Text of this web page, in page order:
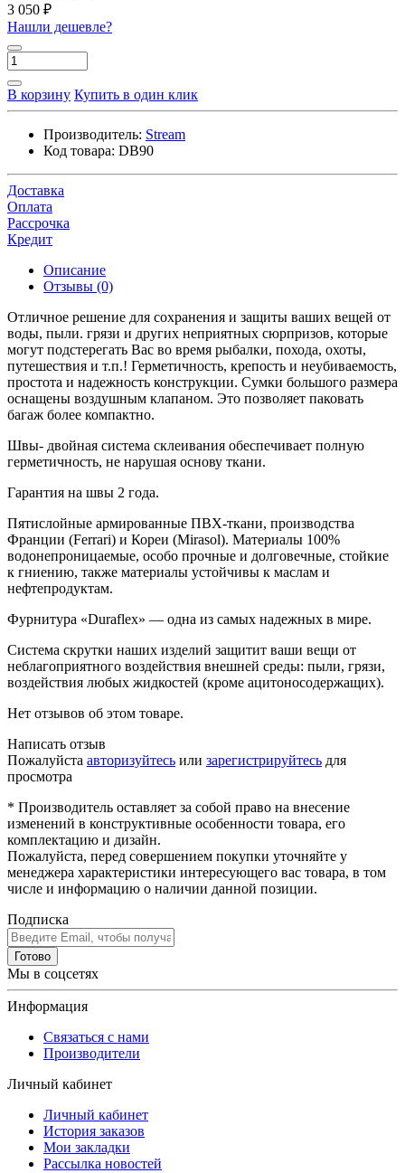
3 050 ₽
Нашли дешевле?
В корзину Купить в один клик
Производитель: Stream
Код товара: DB90
Доставка
Оплата
Рассрочка
Кредит
Описание
Отзывы (0)
Отличное решение для сохранения и защиты ваших вещей от
воды, пыли. грязи и других неприятных сюрпризов, которые
могут подстерегать Вас во время рыбалки, похода, охоты,
путешествия и т.п.! Герметичность, крепость и неубиваемость,
простота и надежность конструкции. Сумки большого размера
оснащены воздушным клапаном. Это позволяет паковать
багаж более компактно.
Швы- двойная система склеивания обеспечивает полную
герметичность, не нарушая основу ткани.
Гарантия на швы 2 года.
Пятислойные армированные ПВХ-ткани, производства
Франции (Ferrari) и Кореи (Mirasol). Материалы 100%
водонепроницаемые, особо прочные и долговечные, стойкие
к гниению, также материалы устойчивы к маслам и
нефтепродуктам.
Фурнитура «Duraflex» — одна из самых надежных в мире.
Система скрутки наших изделий защитит ваши вещи от
неблагоприятного воздействия внешней среды: пыли, грязи,
воздействия любых жидкостей (кроме ацитоносодержащих).
Нет отзывов об этом товаре.
Написать отзыв
Пожалуйста авторизуйтесь или зарегистрируйтесь для
просмотра
* Производитель оставляет за собой право на внесение
изменений в конструктивные особенности товара, его
комплектацию и дизайн.
Пожалуйста, перед совершением покупки уточняйте у
менеджера характеристики интересующего вас товара, в том
числе и информацию о наличии данной позиции.
Подписка
Готово
Мы в соцсетях
Информация
Связаться с нами
Производители
Личный кабинет
Личный кабинет
История заказов
Мои закладки
Рассылка новостей